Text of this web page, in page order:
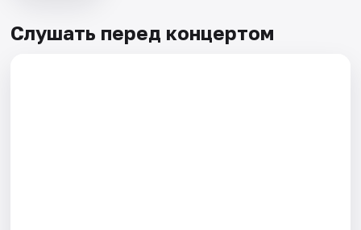
Слушать перед концертом